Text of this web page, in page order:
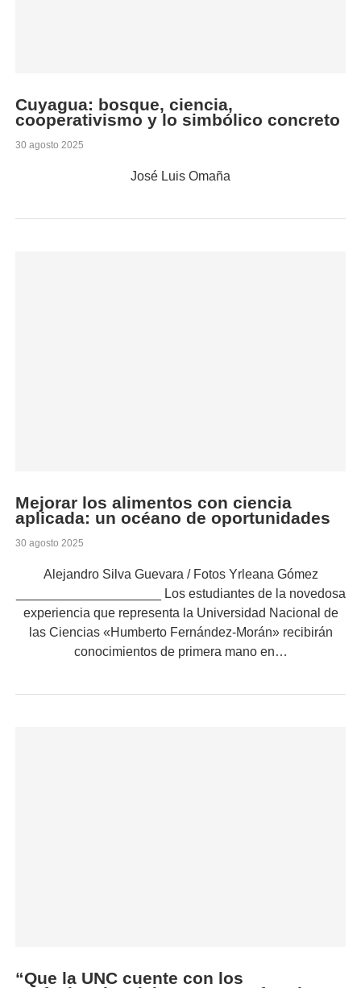
Cuyagua: bosque, ciencia,
cooperativismo y lo simbólico concreto
30 agosto 2025
José Luis Omaña
Mejorar los alimentos con ciencia
aplicada: un océano de oportunidades
30 agosto 2025
Alejandro Silva Guevara / Fotos Yrleana Gómez
____________________ Los estudiantes de la novedosa
experiencia que representa la Universidad Nacional de
las Ciencias «Humberto Fernández-Morán» recibirán
conocimientos de primera mano en…
“Que la UNC cuente con los